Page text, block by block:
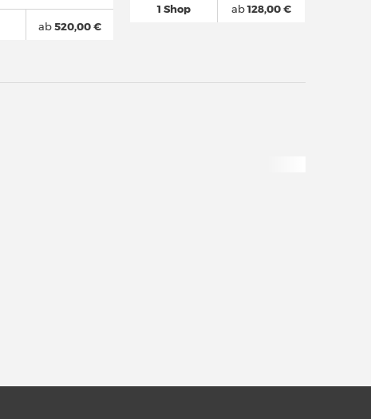
ab520,00 €
1 Shop ab128,00 €